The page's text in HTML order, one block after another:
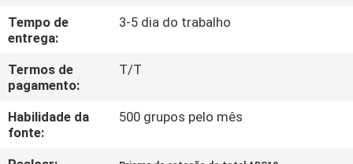
CONTACTE-
NOS
PEÇA
UMAS
CITAÇÕES
Tempo de
entrega:
3-5 dia do trabalho
Termos de
pagamento:
T/T
Habilidade da
fonte:
500 grupos pelo mês